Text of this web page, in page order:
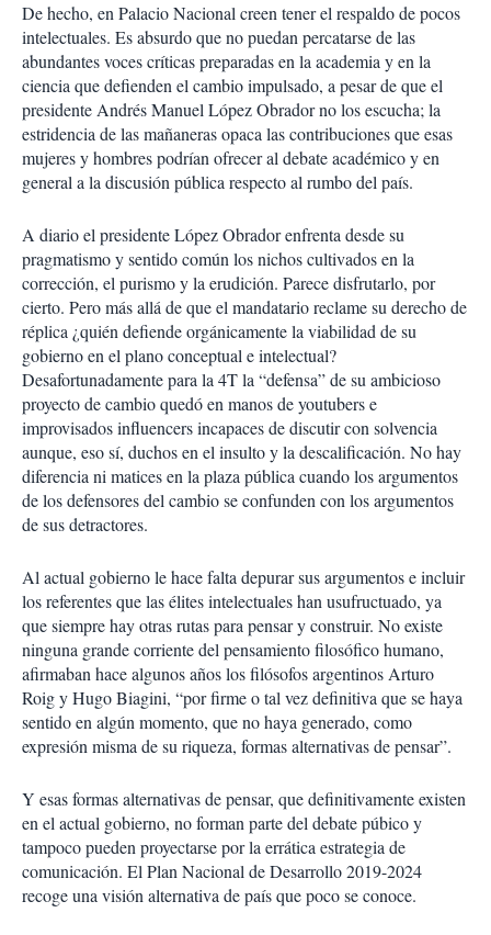
De hecho, en Palacio Nacional creen tener el respaldo de pocos
intelectuales. Es absurdo que no puedan percatarse de las
abundantes voces críticas preparadas en la academia y en la
ciencia que defienden el cambio impulsado, a pesar de que el
presidente Andrés Manuel López Obrador no los escucha; la
estridencia de las mañaneras opaca las contribuciones que esas
mujeres y hombres podrían ofrecer al debate académico y en
general a la discusión pública respecto al rumbo del país.
A diario el presidente López Obrador enfrenta desde su
pragmatismo y sentido común los nichos cultivados en la
corrección, el purismo y la erudición. Parece disfrutarlo, por
cierto. Pero más allá de que el mandatario reclame su derecho de
réplica ¿quién defiende orgánicamente la viabilidad de su
gobierno en el plano conceptual e intelectual?
Desafortunadamente para la 4T la “defensa” de su ambicioso
proyecto de cambio quedó en manos de youtubers e
improvisados influencers incapaces de discutir con solvencia
aunque, eso sí, duchos en el insulto y la descalificación. No hay
diferencia ni matices en la plaza pública cuando los argumentos
de los defensores del cambio se confunden con los argumentos
de sus detractores.
Al actual gobierno le hace falta depurar sus argumentos e incluir
los referentes que las élites intelectuales han usufructuado, ya
que siempre hay otras rutas para pensar y construir. No existe
ninguna grande corriente del pensamiento filosófico humano,
afirmaban hace algunos años los filósofos argentinos Arturo
Roig y Hugo Biagini, “por firme o tal vez definitiva que se haya
sentido en algún momento, que no haya generado, como
expresión misma de su riqueza, formas alternativas de pensar”.
Y esas formas alternativas de pensar, que definitivamente existen
en el actual gobierno, no forman parte del debate púbico y
tampoco pueden proyectarse por la errática estrategia de
comunicación. El Plan Nacional de Desarrollo 2019-2024
recoge una visión alternativa de país que poco se conoce.